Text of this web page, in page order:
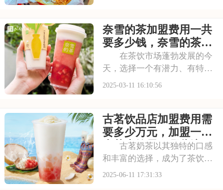
疑是一个充满吸引力的加盟好
项目。开家塔斯汀汉堡加盟费
多少钱，加盟塔斯汀
奈雪的茶加盟费用一共
要多少钱，奈雪的茶加
盟流程及费用
在茶饮市场蓬勃发展的今
天，选择一个有潜力、有特色
的品牌至关重要。加盟奈雪的
起共创茶饮事业的辉煌成就。
本文将为你揭秘奈雪的茶加盟
费用一共要多少钱，
2025-03-11 16:10:56
古茗饮品店加盟费用需
要多少万元，加盟一家
古茗大约需要哪些流程
古茗奶茶以其独特的口感
和丰富的选择，成为了茶饮市
场中的热门品牌。无论是年轻
2025-06-11 17:31:33